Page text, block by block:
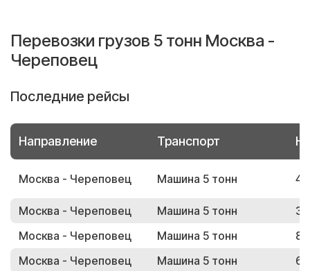
Перевозки грузов 5 тонн Москва -
Череповец
Последние рейсы
Направление Транспорт
Москва - Череповец Машина 5 тонн
Москва - Череповец Машина 5 тонн
Москва - Череповец
Машина 5 тонн
Москва - Череповец
Машина 5 тонн